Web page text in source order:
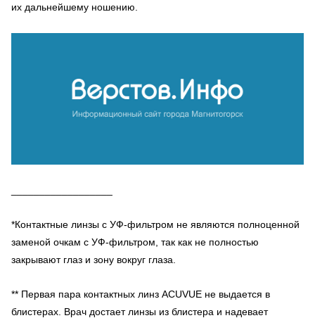
их дальнейшему ношению.
*Контактные линзы с УФ-фильтром не являются полноценной
заменой очкам с УФ-фильтром, так как не полностью
закрывают глаз и зону вокруг глаза.
** Первая пара контактных линз ACUVUE не выдается в
блистерах. Врач достает линзы из блистера и надевает